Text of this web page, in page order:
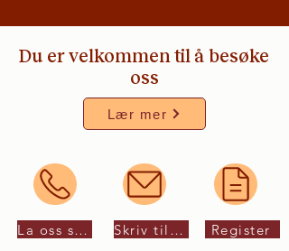
Du er velkommen til å besøke
oss
Lær mer
La oss snakke Skriv til oss Register